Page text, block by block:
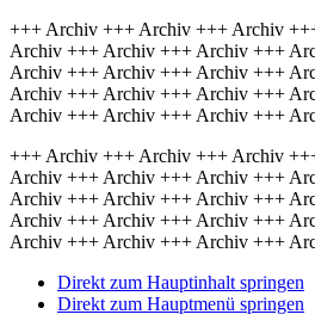
+++ Archiv +++ Archiv +++ Archiv
Archiv +++ Archiv +++ Archiv +++
Archiv +++ Archiv +++ Archiv +++
Archiv +++ Archiv +++ Archiv +++
Archiv +++ Archiv +++ Archiv +++
+++ Archiv +++ Archiv +++ Archiv
Archiv +++ Archiv +++ Archiv +++
Archiv +++ Archiv +++ Archiv +++
Archiv +++ Archiv +++ Archiv +++
Archiv +++ Archiv +++ Archiv +++
Direkt zum Hauptinhalt springen
Direkt zum Hauptmenü springen